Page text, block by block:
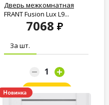
Дверь межкомнатная
FRANT Fusion Lux L9...
7068
За шт.
Заказать